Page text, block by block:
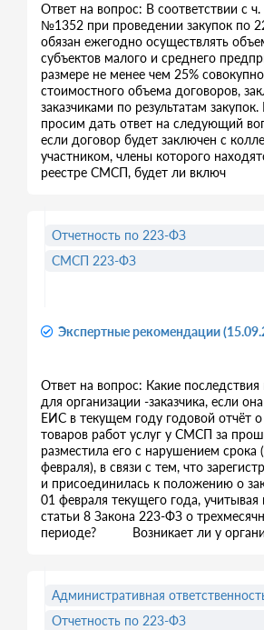
Ответ на вопрос: В соответствии с
№1352 при проведении закупок по
обязан ежегодно осуществлять
субъектов малого и среднего
размере не менее чем 25%
стоимостного объема договоров,
заказчиками по результатам
просим дать ответ на следующий
если договор будет заключен с
участником, члены которого
реестре СМСП, будет ли включ
Экспертные рекомендации
Ответ на вопрос: Какие последствия
для организации -заказчика, если
ЕИС в текущем году годовой отчёт о
товаров работ услуг у СМСП за
разместила его с нарушением срока
февраля), в связи с тем, что
и присоединилась к положению о
01 февраля текущего года,
статьи 8 Закона 223-ФЗ о
периоде? Возникает ли у
Отчетность по 223-ФЗ
СМСП 223-ФЗ
Административная
Отчетность по 223-ФЗ